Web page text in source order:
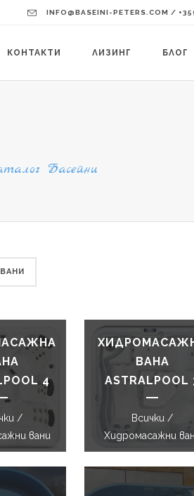
INFO@BASEINI-PETERS.COM /
КОНТАКТИ ЛИЗИНГ БЛОГ
Басейни
4
/
вани
ВАНА
ASTRALPOOL
Всички /
Хидромасажни